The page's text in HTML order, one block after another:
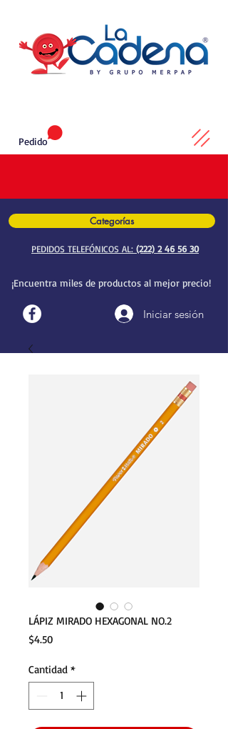
Categorías
PEDIDOS TELEFÓNICOS AL: (222) 2 46 56 30
¡Encuentra miles de productos al mejor precio!
Iniciar sesión
Pedido
LÁPIZ MIRADO HEXAGONAL NO.2
$4.50Precio
Cantidad *